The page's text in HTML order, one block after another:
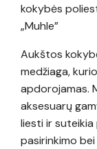
kokybės
„Muhle”
Aukštos
medžiaga,
apdorojamas.
aksesuarų
liesti ir
pasirinkimo